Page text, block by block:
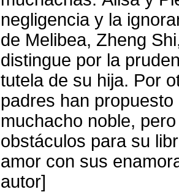
negligencia y la
de Melibea, Zheng
distingue por la
tutela de su hija. Por
padres han
muchacho noble,
obstáculos para su
amor con sus
autor]